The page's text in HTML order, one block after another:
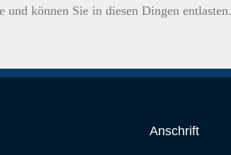
können Sie in diesen Dingen entlasten.
Anschrift